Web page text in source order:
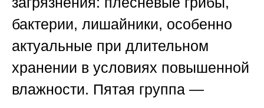
бактерии, лишайники, особенно
актуальные при длительном
хранении в условиях повышенной
влажности. Пятая группа —